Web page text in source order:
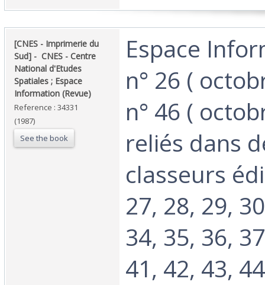
‎[CNES - Imprimerie du
Sud] - ‎ ‎CNES - Centre
National d'Etudes
Spatiales ; Espace
Information (Revue)‎
Reference : 34331
(1987)
See the book
‎Espace
n° 26 (
n° 46 (
reliés dans
classeurs
27, 28, 29,
34, 35, 36,
41, 42, 43,